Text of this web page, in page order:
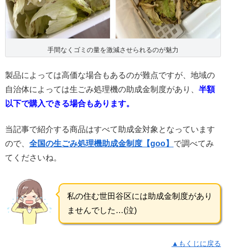
手間なくゴミの量を激減させられるのが魅力
製品によっては高価な場合もあるのが難点ですが、地域の
自治体によっては生ごみ処理機の助成金制度があり、 半額
以下で購入できる場合もあります。
当記事で紹介する商品はすべて助成金対象となっています
ので、 全国の生ごみ処理機助成金制度【goo】 で調べてみ
てくださいね。
私の住む世田谷区には助成金制度があり
ませんでした…(泣)
▲もくじに戻る